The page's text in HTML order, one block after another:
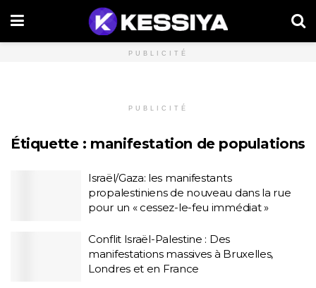
PUBLICITÉ
PUBLICITÉ
Étiquette : manifestation de populations
Israël/Gaza: les manifestants
propalestiniens de nouveau dans la rue
pour un « cessez-le-feu immédiat »
Conflit Israël-Palestine : Des
manifestations massives à Bruxelles,
Londres et en France